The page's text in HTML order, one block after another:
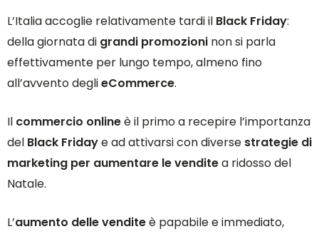
L’Italia accoglie relativamente tardi il Black Friday:
della giornata di grandi promozioni non si parla
effettivamente per lungo tempo, almeno fino
all’avvento deglieCommerce.
Il commercio onlineè il primo a recepire l’importanza
del Black Fridaye ad attivarsi con diverse strategie di
marketing per aumentare le venditea ridosso del
Natale.
L’aumento delle venditeè papabile e immediato,